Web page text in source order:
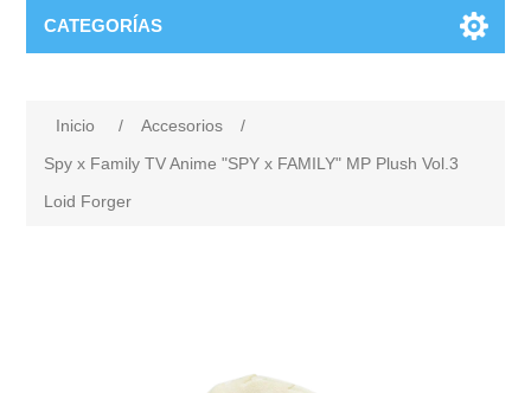
CATEGORÍAS
Inicio / Accesorios
/
Spy x Family TV Anime "SPY x FAMILY" MP Plush Vol.3
Loid Forger